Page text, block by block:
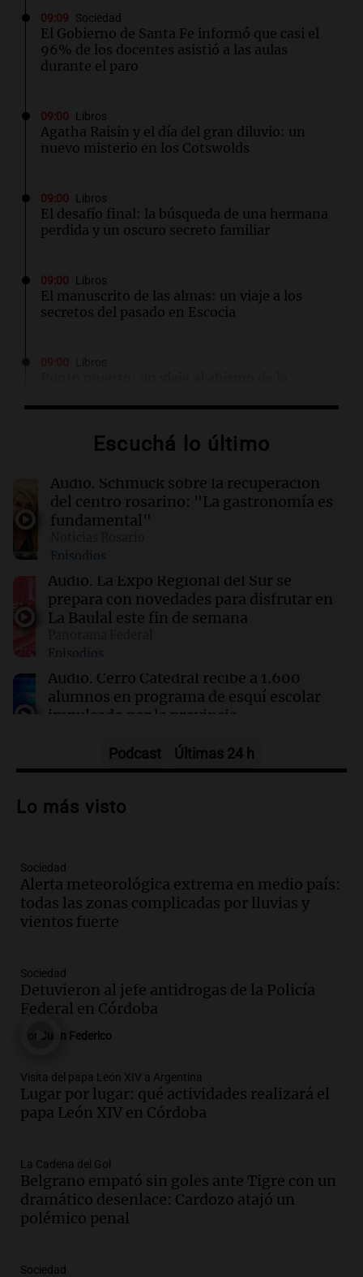
09:09 Sociedad
El Gobierno de Santa Fe informó que casi el
96% de los docentes asistió a las aulas
durante el paro
09:00 Libros
Agatha Raisin y el día del gran diluvio: un
nuevo misterio en los Cotswolds
09:00 Libros
El desafío final: la búsqueda de una hermana
perdida y un oscuro secreto familiar
09:00 Libros
El manuscrito de las almas: un viaje a los
secretos del pasado en Escocia
Libros
tren real
08:56 Radioinforme 3 Rosario
de un puerto minero en Rosario
08:55 Visita del papa León XIV a Argentina
La pizzería más antigua de Córdoba
esculpida con su rostro
Escuchá lo último
Audio. Schmuck sobre la recuperación
del centro rosarino: "La gastronomía es
fundamental"
Episodios
Audio. La Expo Regional del Sur se
prepara con novedades para disfrutar en
La Baulal este fin de semana
Episodios
Audio. Cerro Catedral recibe a 1.600
alumnos en programa de esquí escolar
impulsado por la provincia
Audio.Osvaldo Jaldo busca unificar
argentino en Buenos Aires
Audio.Riesgo extremo de incendios en
Córdoba a pesar del sol en Carlos Paz
Noticias
Audio.
Mendoza por temporal; el paso Cristo
Redentor sigue cerrado
Episodios
Audio.
Pullaro irá a Chile para avanzar
en el proyecto de un puerto minero en
Rosario
Noticias Rosario
Audio.Detienen a comisario de la
Federal por caso de corrupción en
Córdoba y otros implicados
Panorama Federal
Audio.
Podcast Últimas 24 h
Lo más visto
Sociedad
Alerta meteorológica extrema en medio país:
todas las zonas complicadas por lluvias y
vientos fuerte
Sociedad
Detuvieron al jefe antidrogas de la Policía
Federal en Córdoba
Juan Federico
Visita del papa León XIV a Argentina
Lugar por lugar: qué actividades realizará el
papa León XIV en Córdoba
La Cadena del Gol
Belgrano empató sin goles ante Tigre con un
dramático desenlace: Cardozo atajó un
polémico penal
Sociedad